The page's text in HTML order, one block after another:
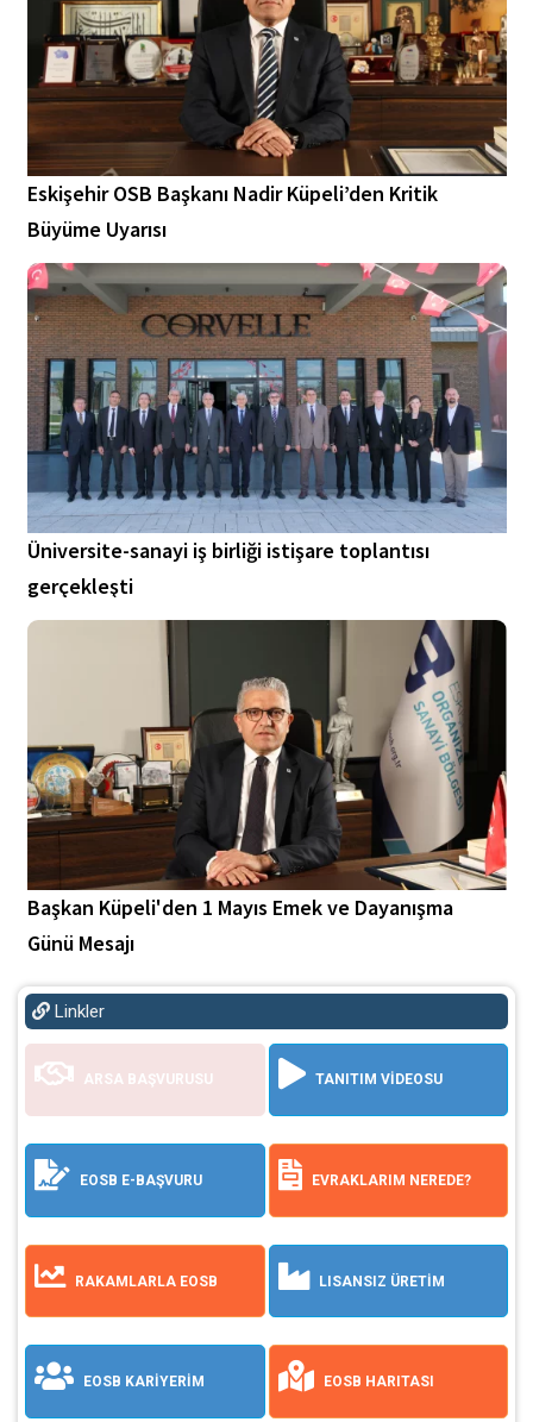
Eskişehir OSB Başkanı Nadir Küpeli’den Kritik
Büyüme Uyarısı
Üniversite-sanayi iş birliği istişare toplantısı
gerçekleşti
Başkan Küpeli'den 1 Mayıs Emek ve Dayanışma
Günü Mesajı
Linkler
ARSA BAŞVURUSU TANITIM VİDEOSU
EOSB E-BAŞVURU EVRAKLARIM NEREDE?
RAKAMLARLA EOSB LISANSIZ ÜRETİM
EOSB KARİYERİM EOSB HARITASI